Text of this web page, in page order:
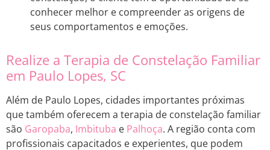
conhecer melhor e compreender as origens de
seus comportamentos e emoções.
Realize a Terapia de Constelação Familiar
em Paulo Lopes, SC
Além de Paulo Lopes, cidades importantes próximas
que também oferecem a terapia de constelação familiar
são Garopaba, Imbituba e Palhoça. A região conta com
profissionais capacitados e experientes, que podem